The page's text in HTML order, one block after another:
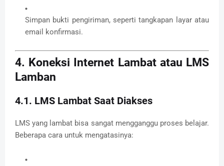
Simpan bukti pengiriman, seperti tangkapan layar atau
email konfirmasi.
4. Koneksi Internet Lambat atau LMS
Lamban
4.1. LMS Lambat Saat Diakses
LMS yang lambat bisa sangat mengganggu proses belajar.
Beberapa cara untuk mengatasinya: